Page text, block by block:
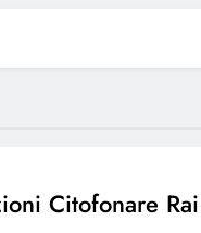
Citofonare